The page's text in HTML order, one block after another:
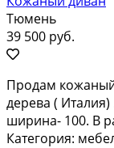
Тюмень
39 500 руб.
Продам
дерева (
ширина- 100. В
Категория: